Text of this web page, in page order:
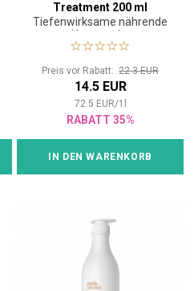
Treatment 200 ml
Tiefenwirksame nährende
Haarmaske
Preis vor Rabatt: 22.3 EUR
14.5 EUR
72.5 EUR/1
RABATT 35%
IN DEN WARENKORB